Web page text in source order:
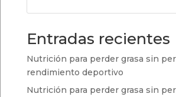
Entradas recientes
Nutrición para perder grasa sin
rendimiento deportivo
Nutrición para perder grasa sin